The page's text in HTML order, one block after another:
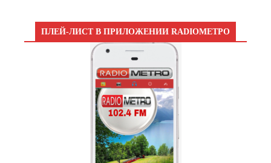
ПЛЕЙ-ЛИСТ В ПРИЛОЖЕНИИ RADIOМЕТРО